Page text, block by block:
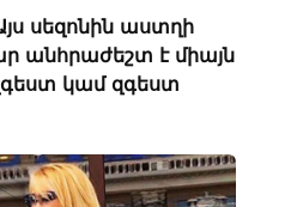
սեզոնին աստղի
անհրաժեշտ է միայն
կամ զգեստ